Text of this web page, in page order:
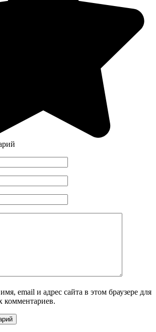
email и адрес сайта в этом браузере для